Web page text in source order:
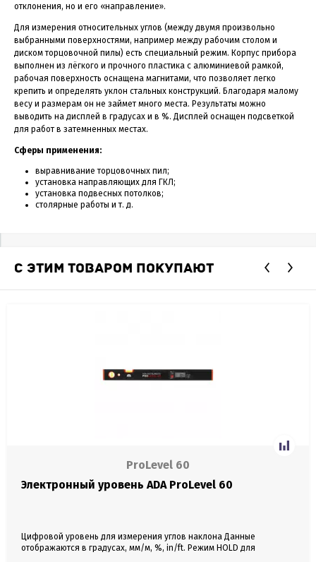
отклонения, но и его «направление».
Для измерения относительных углов (между двумя произвольно
выбранными поверхностями, например между рабочим столом и
диском торцовочной пилы) есть специальный режим. Корпус прибора
выполнен из лёгкого и прочного пластика с алюминиевой рамкой,
рабочая поверхность оснащена магнитами, что позволяет легко
крепить и определять уклон стальных конструкций. Благодаря малому
весу и размерам он не займет много места. Результаты можно
выводить на дисплей в градусах и в %. Дисплей оснащен подсветкой
для работ в затемненных местах.
Сферы применения:
выравнивание торцовочных пил;
установка направляющих для ГКЛ;
установка подвесных потолков;
столярные работы и т. д.
С ЭТИМ ТОВАРОМ ПОКУПАЮТ
ProLevel 60
Электронный уровень ADA ProLevel 60
Цифровой уровень для измерения углов наклона Данные
отображаются в градусах, мм/м, %, in/ft. Режим HOLD для